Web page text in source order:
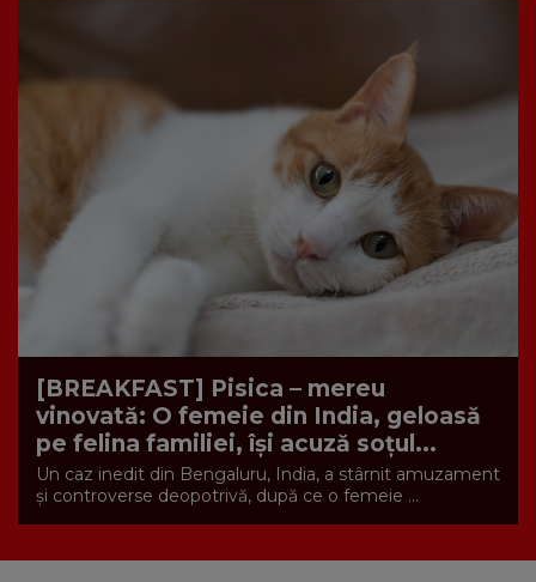
[BREAKFAST] Pisica – mereu
vinovată: O femeie din India, geloasă
pe felina familiei, își acuză soțul...
Un caz inedit din Bengaluru, India, a stârnit amuzament
și controverse deopotrivă, după ce o femeie ...